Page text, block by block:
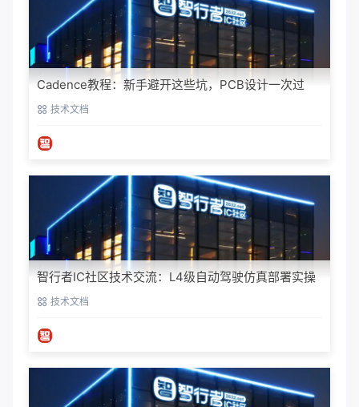
Cadence教程：新手避开这些坑，PCB设计一次过
技术文档
智行者IC社区技术交流：L4级自动驾驶仿真部署实操
指南技术文档